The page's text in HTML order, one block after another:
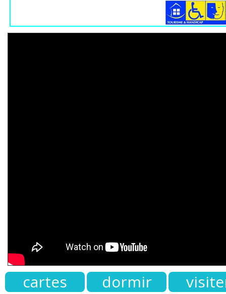
cartes dormir